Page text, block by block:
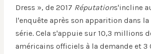
Dress », de 2017 Réputations'incline
l'enquête après son apparition dans la
série. Cela s'appuie sur 10,3 millions
américains officiels à la demande et 3